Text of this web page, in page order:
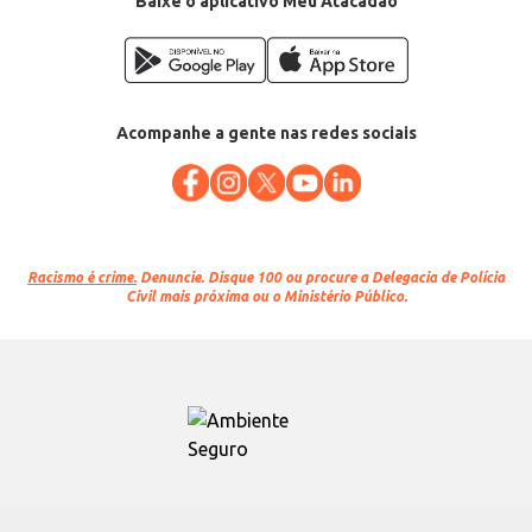
Acompanhe a gente nas redes sociais
Racismo é crime. Denuncie. Disque 100 ou procure a Delegacia de Polícia
Civil mais próxima ou o Ministério Público.